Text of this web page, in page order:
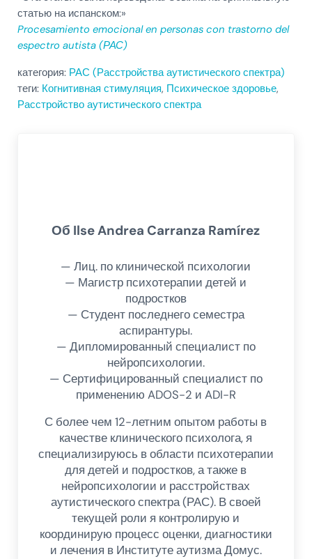
статью на испанском:»
Procesamiento emocional en personas con trastorno del
espectro autista (РАС)
категория: РАС (Расстройства аутистического спектра)
теги: Когнитивная стимуляция, Психическое здоровье,
Расстройство аутистического спектра
Об Ilse Andrea Carranza Ramírez
— Лиц. по клинической психологии
— Магистр психотерапии детей и
подростков
— Студент последнего семестра
аспирантуры.
— Дипломированный специалист по
нейропсихологии.
— Сертифицированный специалист по
применению ADOS-2 и ADI-R
С более чем 12-летним опытом работы в
качестве клинического психолога, я
специализируюсь в области психотерапии
для детей и подростков, а также в
нейропсихологии и расстройствах
аутистического спектра (РАС). В своей
текущей роли я контролирую и
координирую процесс оценки, диагностики
и лечения в Институте аутизма Домус.